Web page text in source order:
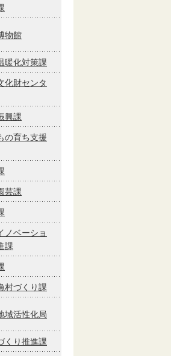
物館
暖化対策課
化財センタ
興課
の育ち支援
芸課
ノベーショ
課
村づくり課
域活性化局
くり推進課